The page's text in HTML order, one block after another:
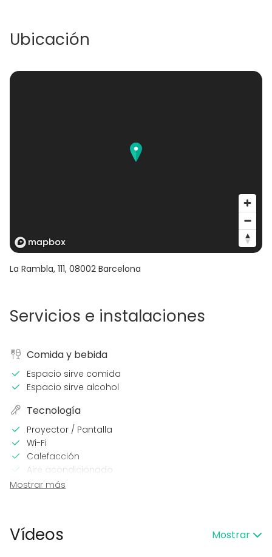
Ubicación
La Rambla, 111, 08002 Barcelona
Servicios e instalaciones
Comida y bebida
Espacio sirve comida
Espacio sirve alcohol
Tecnología
Proyector / Pantalla
Wi-Fi
Calefacción
Aire acondicionado
En el espacio
Parking
Accesible minusválidos
Mostrar más
Vídeos Mostrar